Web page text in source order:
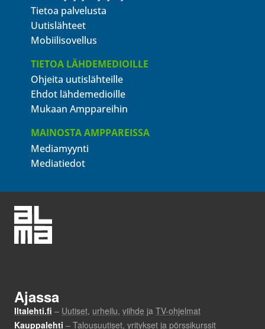
Tietoa palvelusta
Uutislähteet
Mobiilisovellus
TIETOA LÄHDEMEDIOILLE
Ohjeita uutislähteille
Ehdot lähdemedioille
Mukaan Amppareihin
MAINOSTA AMPPAREISSA
Mediamyynti
Mediatiedot